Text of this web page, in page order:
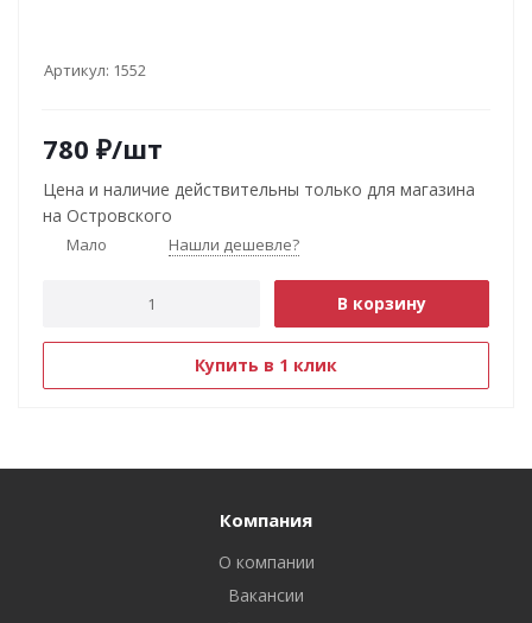
Артикул: 1552
780 ₽/шт
Цена и наличие действительны только для магазина
на Островского
Мало Нашли дешевле?
В корзину
Купить в 1 клик
Компания
О компании
Вакансии